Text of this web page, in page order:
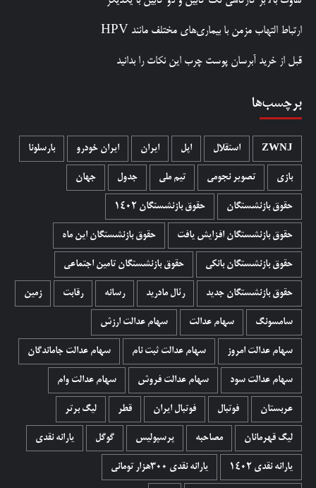
ارتباط التهاب مزمن با بیماری‌های مختلف مانند HPV
قبل از خرید آبرسان پوست چرب این نکات را بدانید
برچسب‌ها
ZWNJ استقلال اپل ایران ایران خودرو بارسلونا
بازی تصویر نجومی تیم ملی جدول جهان
حقوق بازنشستگان حقوق بازنشستگان 1402
حقوق بازنشستگان افزایش یافت حقوق بازنشستگان این ماه
حقوق بازنشستگان بانکی حقوق بازنشستگان تامین اجتماعی
حقوق بازنشستگان جدید رئال مادرید رسانه رقابت زمین
سامسونگ سهام عدالت سهام عدالت ارزش
سهام عدالت امروز سهام عدالت ثبت نام سهام عدالت جاماندگان
سهام عدالت سود سهام عدالت فروش سهام عدالت وام
عربستان فوتبال فوتبال ایران قطر لیگ برتر
لیگ قهرمانان مصاحبه پرسپولیس گوگل یارانه نقدی
یارانه نقدی 1402 یارانه نقدی ۳۰۰هزار تومانی